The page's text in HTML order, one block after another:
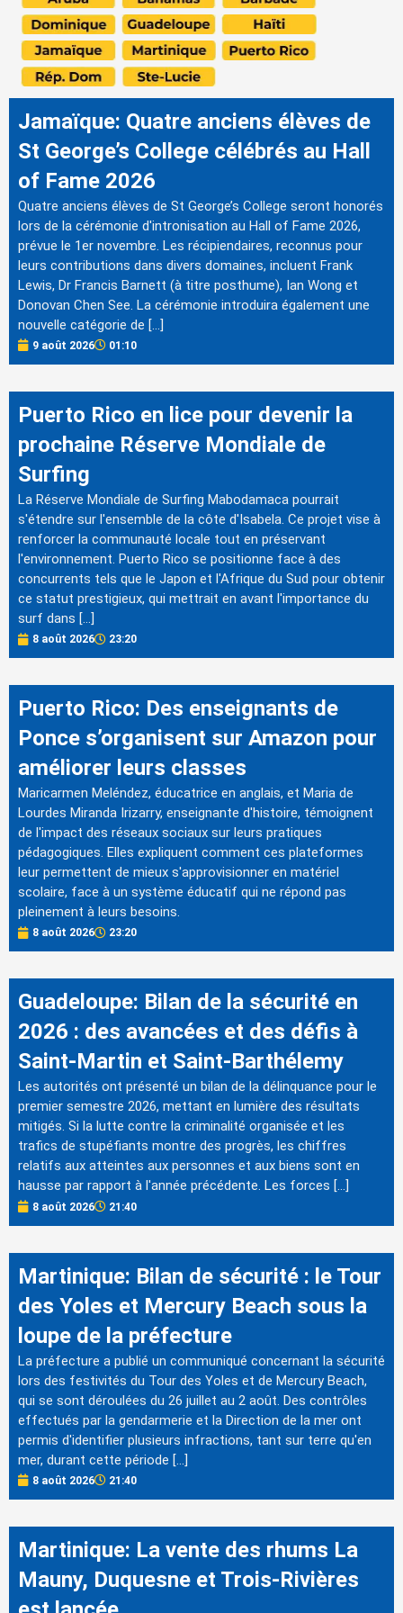
Jamaïque: Quatre anciens élèves de
St George’s College célébrés au Hall
of Fame 2026
Quatre anciens élèves de St George’s College seront honorés
lors de la cérémonie d'intronisation au Hall of Fame 2026,
prévue le 1er novembre. Les récipiendaires, reconnus pour
leurs contributions dans divers domaines, incluent Frank
Lewis, Dr Francis Barnett (à titre posthume), Ian Wong et
Donovan Chen See. La cérémonie introduira également une
nouvelle catégorie de […]
9 août 2026 01:10
Puerto Rico en lice pour devenir la
prochaine Réserve Mondiale de
Surfing
La Réserve Mondiale de Surfing Mabodamaca pourrait
s'étendre sur l'ensemble de la côte d'Isabela. Ce projet vise à
renforcer la communauté locale tout en préservant
l'environnement. Puerto Rico se positionne face à des
concurrents tels que le Japon et l'Afrique du Sud pour obtenir
ce statut prestigieux, qui mettrait en avant l'importance du
surf dans […]
8 août 2026 23:20
Puerto Rico: Des enseignants de
Ponce s’organisent sur Amazon pour
améliorer leurs classes
Maricarmen Meléndez, éducatrice en anglais, et Maria de
Lourdes Miranda Irizarry, enseignante d'histoire, témoignent
de l'impact des réseaux sociaux sur leurs pratiques
pédagogiques. Elles expliquent comment ces plateformes
leur permettent de mieux s'approvisionner en matériel
scolaire, face à un système éducatif qui ne répond pas
pleinement à leurs besoins.
8 août 2026 23:20
Guadeloupe: Bilan de la sécurité en
2026 : des avancées et des défis à
Saint-Martin et Saint-Barthélemy
Les autorités ont présenté un bilan de la délinquance pour le
premier semestre 2026, mettant en lumière des résultats
mitigés. Si la lutte contre la criminalité organisée et les
trafics de stupéfiants montre des progrès, les chiffres
relatifs aux atteintes aux personnes et aux biens sont en
hausse par rapport à l'année précédente. Les forces […]
8 août 2026 21:40
Martinique: Bilan de sécurité : le Tour
des Yoles et Mercury Beach sous la
loupe de la préfecture
La préfecture a publié un communiqué concernant la sécurité
lors des festivités du Tour des Yoles et de Mercury Beach,
qui se sont déroulées du 26 juillet au 2 août. Des contrôles
effectués par la gendarmerie et la Direction de la mer ont
permis d'identifier plusieurs infractions, tant sur terre qu'en
mer, durant cette période […]
8 août 2026 21:40
Martinique: La vente des rhums La
Mauny, Duquesne et Trois-Rivières